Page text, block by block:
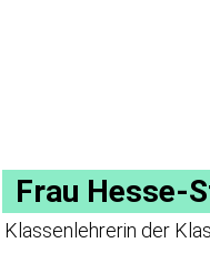
Frau Hesse-
Klassenlehrerin der